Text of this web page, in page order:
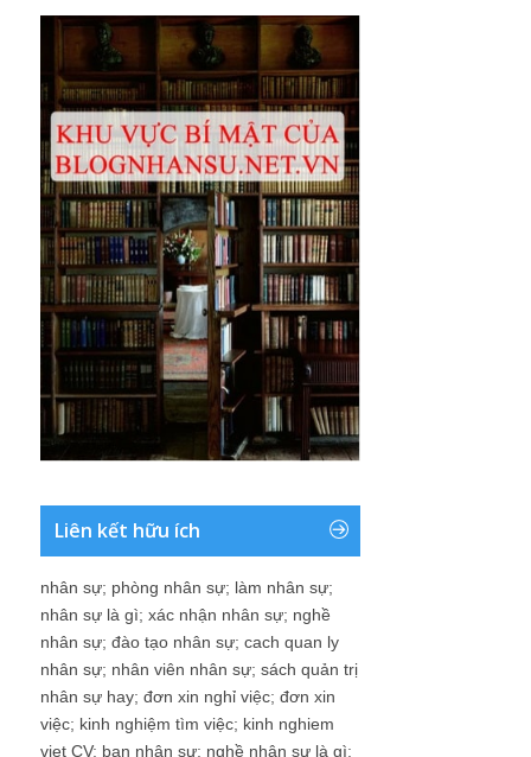
Liên kết hữu ích
nhân sự; phòng nhân sự; làm nhân sự;
nhân sự là gì; xác nhận nhân sự; nghề
nhân sự; đào tạo nhân sự; cach quan ly
nhân sự; nhân viên nhân sự; sách quản trị
nhân sự hay; đơn xin nghỉ việc; đơn xin
việc; kinh nghiệm tìm việc; kinh nghiem
viet CV; ban nhân sự; nghề nhân sự là gì;